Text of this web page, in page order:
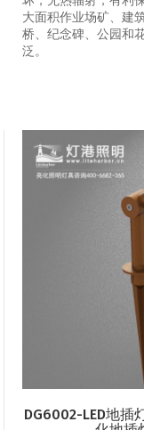
大面积作业场矿、建
桥、纪念碑、公园和
泛。
DG6002-LED地插